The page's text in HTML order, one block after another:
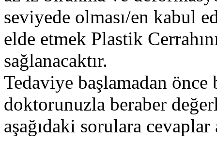
seviyede olması/en kabul
elde etmek Plastik
sağlanacaktır.
Tedaviye başlamadan
doktorunuzla beraber
aşağıdaki sorulara cevaplar